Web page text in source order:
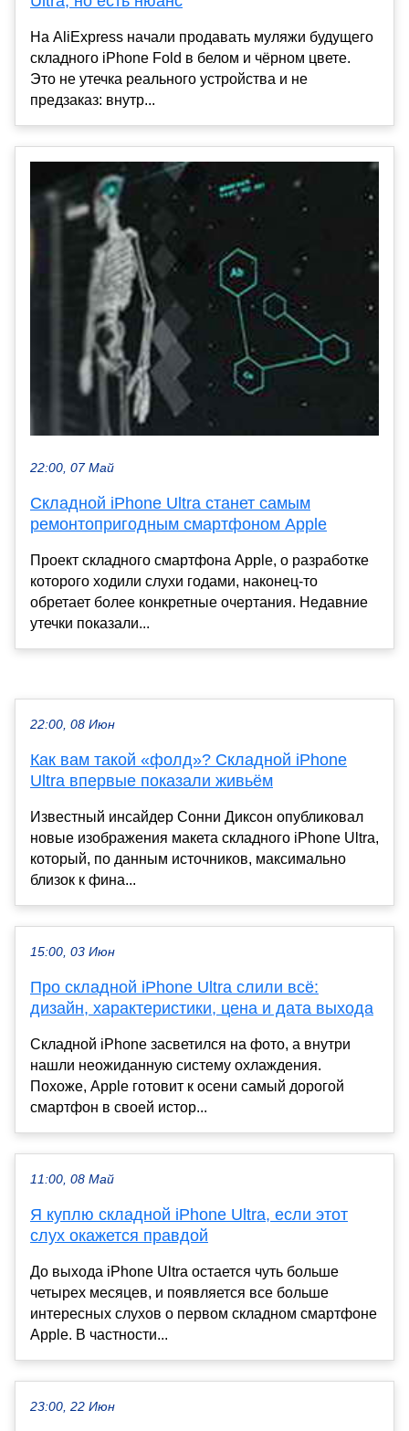
На AliExpress начали продавать муляжи будущего
складного iPhone Fold в белом и чёрном цвете.
Это не утечка реального устройства и не
предзаказ: внутр...
22:00, 07 Май
Складной iPhone Ultra станет самым
ремонтопригодным смартфоном Apple
Проект складного смартфона Apple, о разработке
которого ходили слухи годами, наконец-то
обретает более конкретные очертания. Недавние
утечки показали...
22:00, 08 Июн
Как вам такой «фолд»? Складной iPhone
Ultra впервые показали живьём
Известный инсайдер Сонни Диксон опубликовал
новые изображения макета складного iPhone Ultra,
который, по данным источников, максимально
близок к фина...
15:00, 03 Июн
Про складной iPhone Ultra слили всё:
дизайн, характеристики, цена и дата выхода
Складной iPhone засветился на фото, а внутри
нашли неожиданную систему охлаждения.
Похоже, Apple готовит к осени самый дорогой
смартфон в своей истор...
11:00, 08 Май
Я куплю складной iPhone Ultra, если этот
слух окажется правдой
До выхода iPhone Ultra остается чуть больше
четырех месяцев, и появляется все больше
интересных слухов о первом складном смартфоне
Apple. В частности...
23:00, 22 Июн